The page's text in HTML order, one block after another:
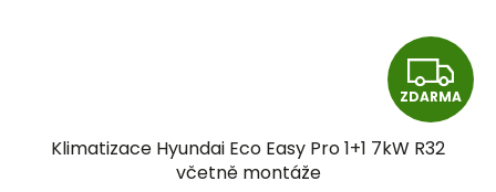
Z
D
ZDARMA
Klimatizace Hyundai Eco Easy Pro 1+1 7kW R32
včetně montáže